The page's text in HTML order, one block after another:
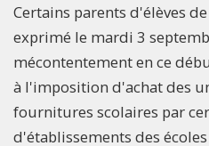
Certains parents d'élèves
exprimé le mardi 3
mécontentement en ce
à l'imposition d'achat des
fournitures scolaires par
d'établissements des